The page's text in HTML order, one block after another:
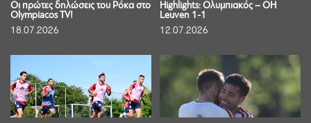
Οι πρώτες δηλώσεις του Ρόκα στο
Olympiacos TV!
18.07.2026
Highlights: Ολυμπιακός – OH
Leuven 1-1
12.07.2026